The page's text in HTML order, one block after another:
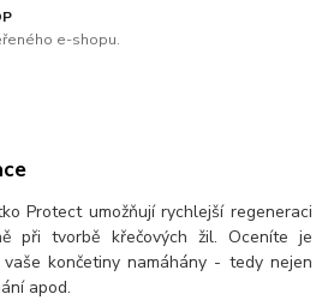
e-shopu.
Protect umožňují rychlejší regeneraci
při tvorbě křečových žil. Oceníte je
končetiny namáhány - tedy nejen
apod.